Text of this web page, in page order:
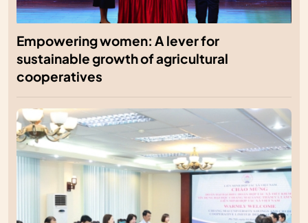
Empowering women: A lever for
sustainable growth of agricultural
cooperatives